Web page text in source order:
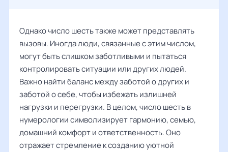
Однако число шесть также может представлять
вызовы. Иногда люди, связанные с этим числом,
могут быть слишком заботливыми и пытаться
контролировать ситуации или других людей.
Важно найти баланс между заботой о других и
заботой о себе, чтобы избежать излишней
нагрузки и перегрузки. В целом, число шесть в
нумерологии символизирует гармонию, семью,
домашний комфорт и ответственность. Оно
отражает стремление к созданию уютной